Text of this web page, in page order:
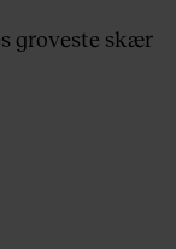
groveste skær